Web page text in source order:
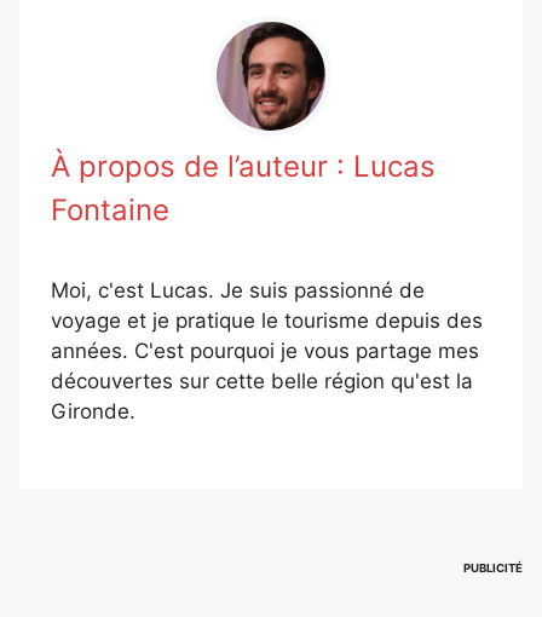
À propos de l’auteur : Lucas
Fontaine
Moi, c'est Lucas. Je suis passionné de
voyage et je pratique le tourisme depuis des
années. C'est pourquoi je vous partage mes
découvertes sur cette belle région qu'est la
Gironde.
PUBLICITÉ